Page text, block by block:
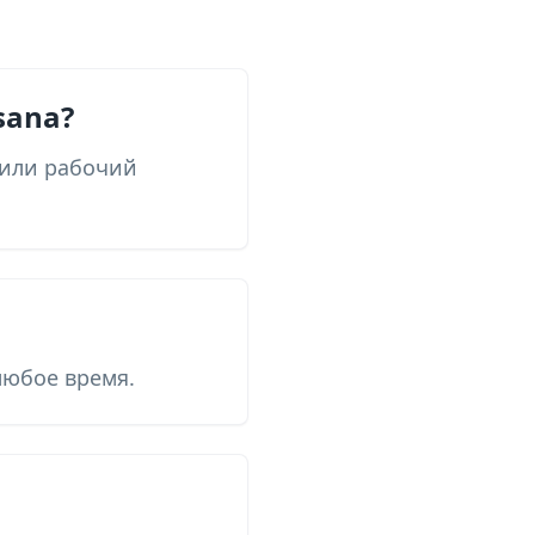
рабочий
время.